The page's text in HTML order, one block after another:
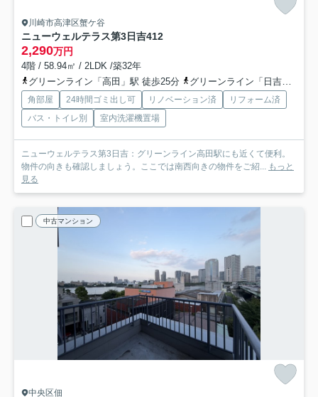
川崎市高津区蟹ケ谷
ニューウェルテラス第3日吉412
2,290万円
4階 / 58.94㎡ / 2LDK /築32年
グリーンライン「高田」駅 徒歩25分
グリーンライン「日吉本町」駅 徒歩26分
角部屋 24時間ゴミ出し可 リノベーション済
リフォーム済
バス・トイレ別
室内洗濯機置場
ニューウェルテラス第3日吉：グリーンライン高田駅にも近くて便利。
物件の向きも確認しましょう。ここでは南西向きの物件をご紹... もっと
見る
中古マンション
中央区佃